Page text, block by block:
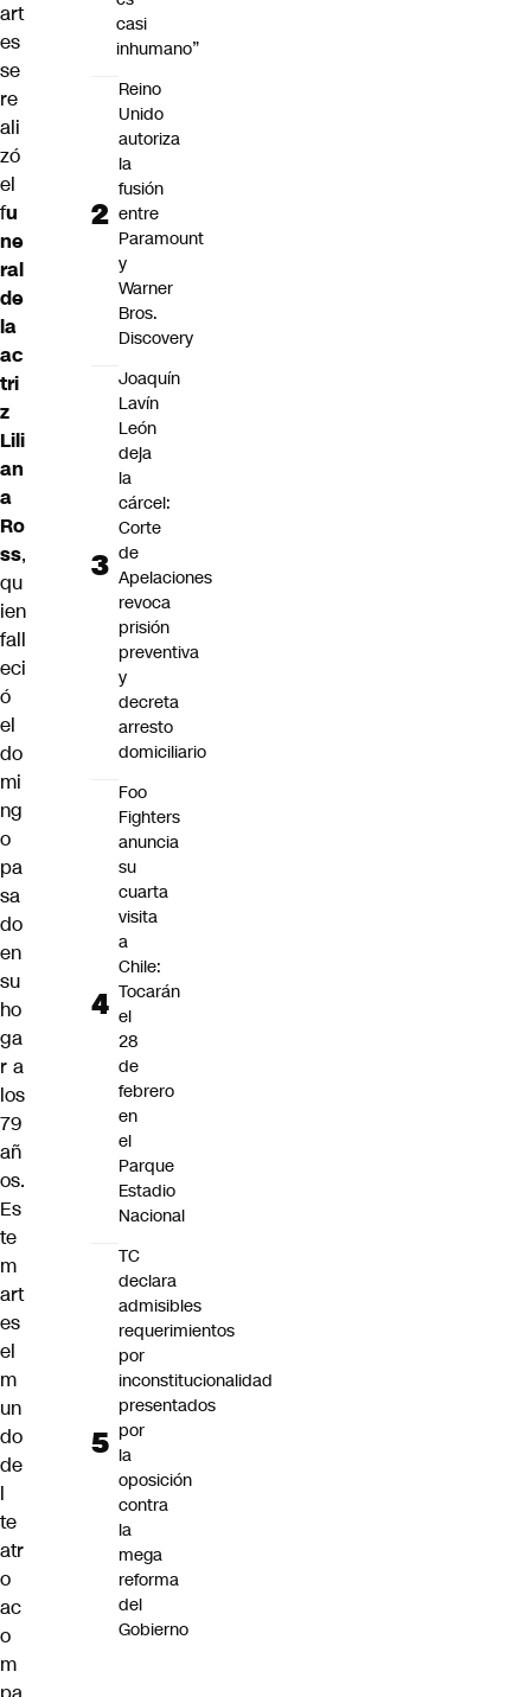
art
es
se
re
ali
zó
el
fu
ne
ral
de
la
ac
tri
z
Lili
an
a
Ro
ss,
qu
ien
fall
eci
ó
el
do
mi
ng
o
pa
sa
do
en
su
ho
ga
r a
los
79
añ
os.
Es
te
m
art
es
el
m
un
do
de
l
te
atr
o
ac
o
m
casi
inhumano”
Reino
Unido
autoriza
la
fusión
entre
Paramount
y
Warner
Bros.
Discovery
Joaquín
Lavín
León
deja
la
cárcel:
Corte
de
Apelaciones
revoca
prisión
preventiva
y
decreta
arresto
domiciliario
Foo
Fighters
anuncia
su
cuarta
visita
a
Chile:
Tocarán
el
28
de
febrero
en
el
Parque
Estadio
Nacional
TC
declara
admisibles
requerimientos
por
inconstitucionalidad
presentados
por
la
oposición
contra
la
mega
reforma
del
Gobierno